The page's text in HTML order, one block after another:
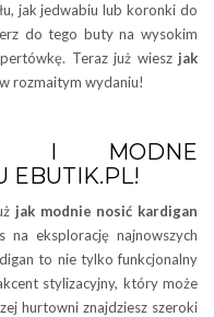
jak jedwabiu lub koronki do
do tego buty na wysokim
Teraz już wiesz jak
w rozmaitym wydaniu!
I MODNE
EBUTIK.PL!
jak modnie nosić kardigan
na eksplorację najnowszych
to nie tylko funkcjonalny
stylizacyjny, który może
hurtowni znajdziesz szeroki